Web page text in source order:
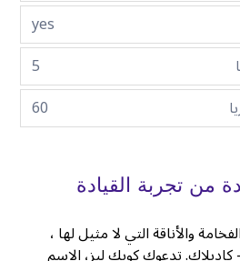
yes
5
60
من تجربة القيادة
والأناقة التي لا مثيل لها ،